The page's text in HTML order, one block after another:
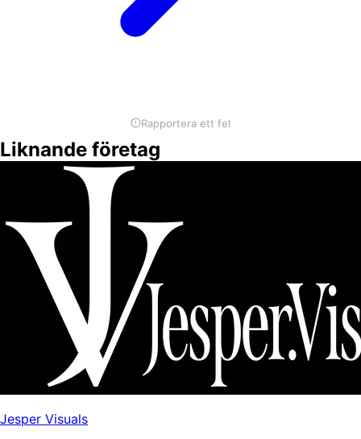
Rapportera ett fel
Liknande företag
Jesper Visuals